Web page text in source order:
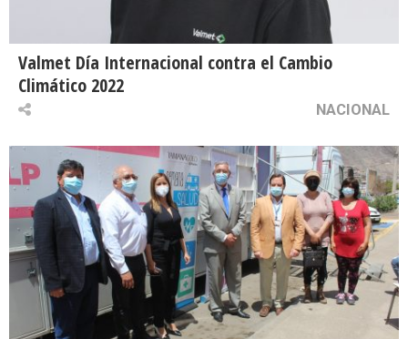
Valmet Día Internacional contra el Cambio
Climático 2022
NACIONAL